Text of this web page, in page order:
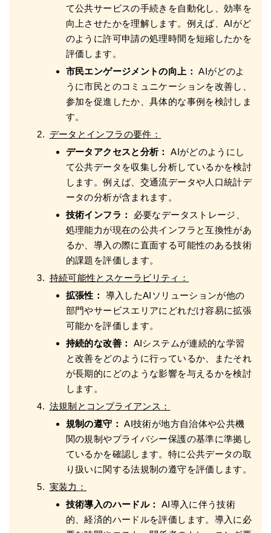
て公共サービスの手続きを自動化し、効率を
向上させたかを理解します。例えば、AIがど
のように許可申請の処理時間を短縮したかを
評価します。
市民エンゲージメントの向上： AIがどのよ
うに市民とのコミュニケーションを改善し、
参加を促進したか、具体的な事例を検討しま
す。
データとインフラの要件：
データアクセスと分析：
AIがどのようにし
て公共データを収集し分析しているかを検討
します。例えば、交通流データや人口統計デ
ータの分析が含まれます。
技術インフラ：
必要なデータストレージ、
処理能力が現在の公共インフラと互換性があ
るか、導入の際に直面する可能性のある技術
的課題を評価します。
持続可能性とスケーラビリティ：
拡張性：
導入したAIソリューションが他の
部門やサービスエリアにどれだけ容易に拡張
可能かを評価します。
持続的な改善：
AIシステムが連続的な学習
と改善をどのように行っているか、またそれ
が長期的にどのような影響を与えるかを検討
します。
法規制とコンプライアンス：
規制の遵守： AI技術が地方自治体や公共機
関の規制やプライバシー保護の基準に準拠し
ているかを確認します。特に公共データの取
り扱いに関する法規制の遵守を評価します。
実装力：
技術導入のハードル：
AI導入に伴う技術
的、経済的ハードルを評価します。導入に必